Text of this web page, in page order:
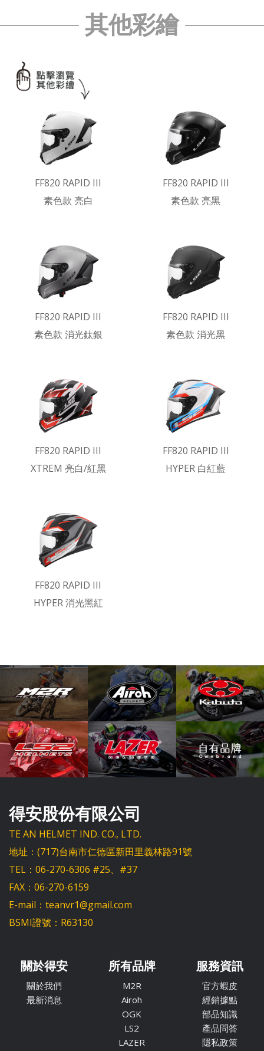
其他彩繪
FF820 RAPID III
素色款 亮白
FF820 RAPID III
素色款 亮黑
FF820 RAPID III
素色款 消光鈦銀
FF820 RAPID III
素色款 消光黑
FF820 RAPID III
XTREM 亮白/紅黑
FF820 RAPID III
HYPER 白紅藍
FF820 RAPID III
HYPER 消光黑紅
得安股份有限公司
TE AN HELMET IND. CO., LTD.
地址：(717)台南市仁德區新田里義林路91號
TEL：06-270-6306 #25、#37
FAX：06-270-6159
E-mail：teanvr1@gmail.com
BSMI證號：R63130
關於得安
關於我們
最新消息
所有品牌
M2R
Airoh
OGK
LS2
LAZER
服務資訊
官方蝦皮
經銷據點
部品知識
產品問答
隱私政策